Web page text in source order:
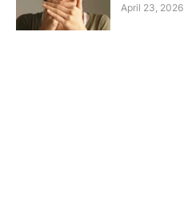
April 23, 2026